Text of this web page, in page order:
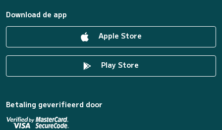
Download de app
Apple Store
Play Store
Betaling geverifieerd door